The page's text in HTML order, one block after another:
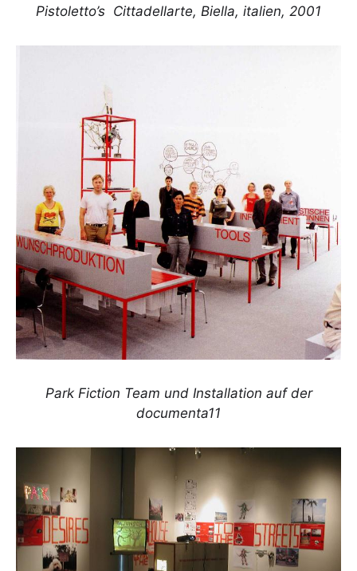
Pistoletto’s Cittadellarte, Biella, italien, 2001
Park Fiction Team und Installation auf der
documenta11